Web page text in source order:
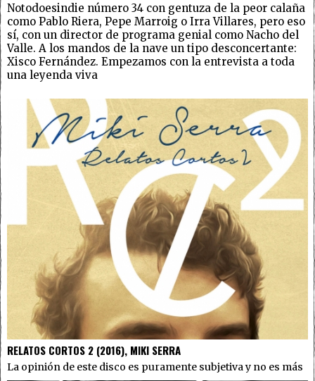
Notodoesindie número 34 con gentuza de la peor calaña
como Pablo Riera, Pepe Marroig o Irra Villares, pero eso
sí, con un director de programa genial como Nacho del
Valle. A los mandos de la nave un tipo desconcertante:
Xisco Fernández. Empezamos con la entrevista a toda
una leyenda viva
RELATOS CORTOS 2 (2016), MIKI SERRA
La opinión de este disco es puramente subjetiva y no es más